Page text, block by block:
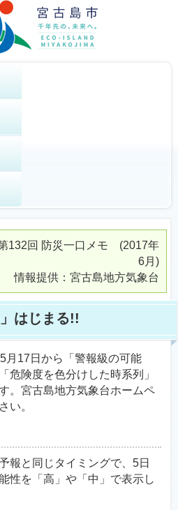
132回 防災一口メモ (2017年
6月)
情報提供：宮古島地方気象台
はじまる!!
17日から「警報級の可能
危険度を色分けした時系列」
。宮古島地方気象台ホームペ
い。
報と同じタイミングで、5日
性を「高」や「中」で表示し